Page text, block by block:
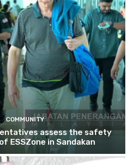
COMMUNITY
assess the safety
ESSZone in Sandakan